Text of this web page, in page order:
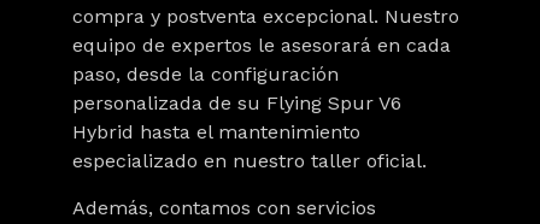
compra y postventa excepcional. Nuestro
equipo de expertos le asesorará en cada
paso, desde la configuración
personalizada de su Flying Spur V6
Hybrid hasta el mantenimiento
especializado en nuestro taller oficial.
Además, contamos con servicios